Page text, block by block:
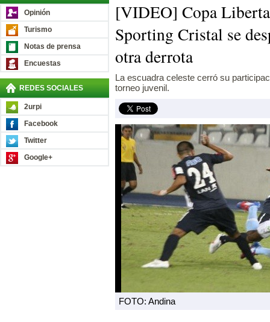
Opinión
Turismo
Notas de prensa
Encuestas
REDES SOCIALES
2urpi
Facebook
Twitter
Google+
[VIDEO] Copa
Sporting Cristal se
otra derrota
La escuadra celeste cerró su
torneo juvenil.
FOTO: Andina